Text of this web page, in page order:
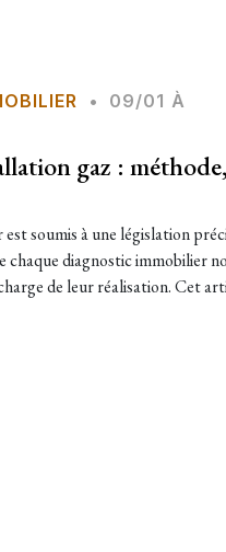
•
09/01 À
gaz :
soumis à une législation
chaque diagnostic immobilier
de leur réalisation. Cet